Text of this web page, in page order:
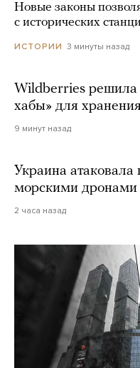
Новые законы
с исторических
ИСТОРИИ 3 минуты назад
Wildberries решила
хабы» для
9 минут назад
Украина
морскими дронами
2 часа назад